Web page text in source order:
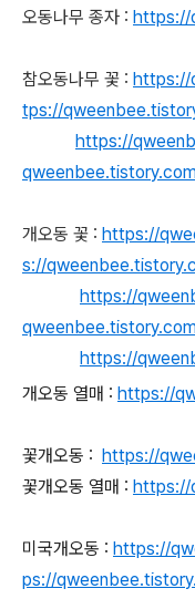
오동나무 종자 : https://
참오동나무 꽃 : https://
tps://
https://
개오동 꽃 : https://
s://
https://
https://
개오동 열매 : https://
꽃개오동 : https://
꽃개오동 열매 : https://
미국개오동 : https://
ps://